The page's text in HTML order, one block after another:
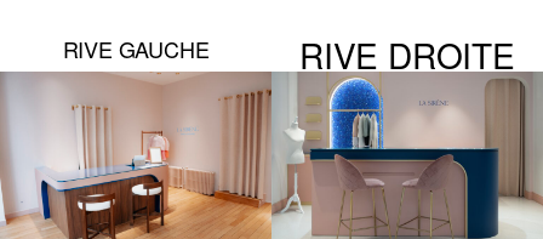
RIVE GAUCHE RIVE DROITE